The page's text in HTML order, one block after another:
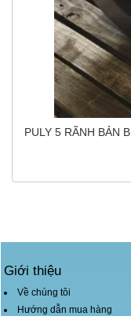
PULY 5 RÃNH BẢN B
Giới thiệu
Về chúng tôi
Hướng dẫn mua hàng